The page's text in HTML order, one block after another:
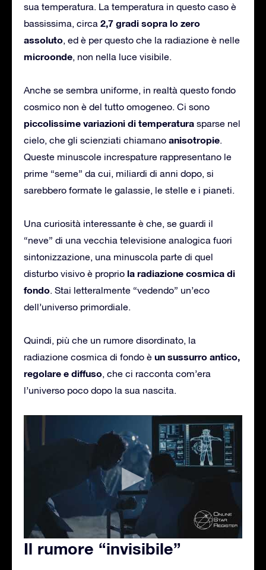
sua temperatura. La temperatura in questo caso è
bassissima, circa 2,7 gradi sopra lo zero
assoluto, ed è per questo che la radiazione è nelle
microonde, non nella luce visibile.
Anche se sembra uniforme, in realtà questo fondo
cosmico non è del tutto omogeneo. Ci sono
piccolissime variazioni di temperatura sparse nel
cielo, che gli scienziati chiamano anisotropie.
Queste minuscole increspature rappresentano le
prime “seme” da cui, miliardi di anni dopo, si
sarebbero formate le galassie, le stelle e i pianeti.
Una curiosità interessante è che, se guardi il
“neve” di una vecchia televisione analogica fuori
sintonizzazione, una minuscola parte di quel
disturbo visivo è proprio la radiazione cosmica di
fondo. Stai letteralmente “vedendo” un’eco
dell’universo primordiale.
Quindi, più che un rumore disordinato, la
radiazione cosmica di fondo è un sussurro antico,
regolare e diffuso, che ci racconta com’era
l’universo poco dopo la sua nascita.
Il rumore “invisibile”